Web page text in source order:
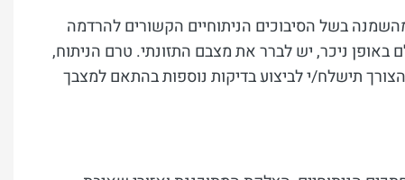
בשל הסיבוכים הניתוחיים הקשורים להרדמה
ניכר, יש לברר את מצבם התזונתי. טרם הניתוח,
תישלח/י לביצוע בדיקות נוספות בהתאם למצבך